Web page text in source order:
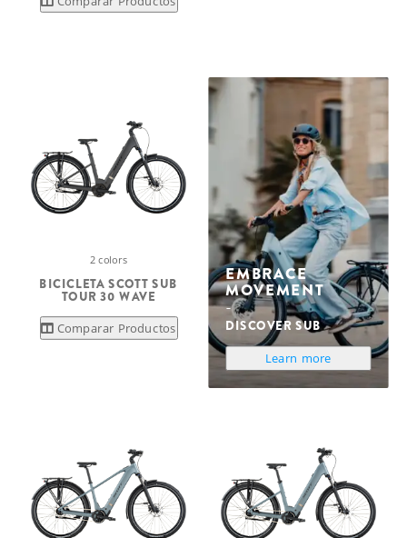
2 colors
BICICLETA SCOTT SUB
TOUR 30 WAVE
Comparar Productos
EMBRACE
MOVEMENT
DISCOVER SUB
Learn more